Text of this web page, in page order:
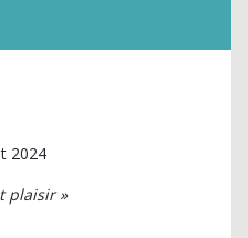
2024
plaisir »